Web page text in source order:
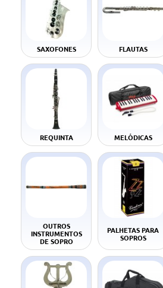
SAXOFONES FLAUTAS
REQUINTA MELÓDICAS
OUTROS
INSTRUMENTOS
DE SOPRO
PALHETAS PARA
SOPROS